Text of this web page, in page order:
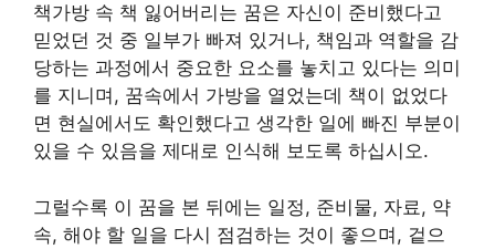
책가방 속 책 잃어버리는 꿈은 자신이 준비했다고
믿었던 것 중 일부가 빠져 있거나, 책임과 역할을 감
당하는 과정에서 중요한 요소를 놓치고 있다는 의미
를 지니며, 꿈속에서 가방을 열었는데 책이 없었다
면 현실에서도 확인했다고 생각한 일에 빠진 부분이
있을 수 있음을 제대로 인식해 보도록 하십시오.
그럴수록 이 꿈을 본 뒤에는 일정, 준비물, 자료, 약
속, 해야 할 일을 다시 점검하는 것이 좋으며, 겉으